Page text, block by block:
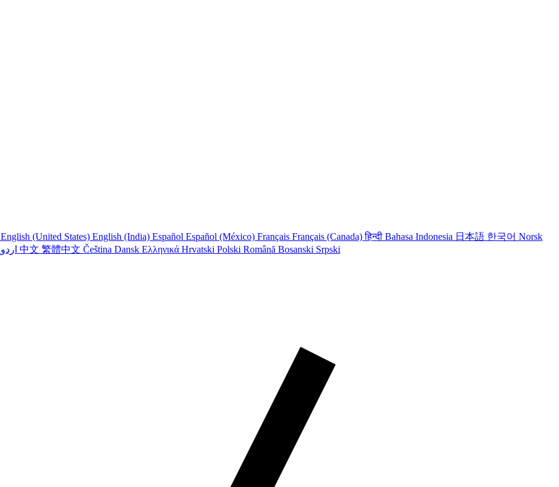
English (United States) English (India) Español Español (México) Français Français (Canada)हिन्दी Bahasa Indonesia 日本語 한국어 Norsk
中文 繁體中文 Čeština Dansk Ελληνικά Hrvatski Polski Română Bosanski Srpski